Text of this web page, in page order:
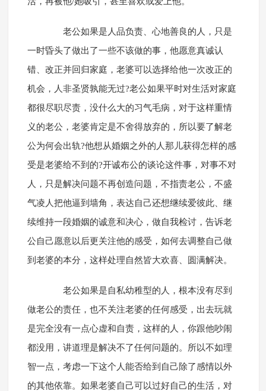
老公如果是人品负责、心地善良的人，只是
一时昏头了做出了一些不该做的事，他愿意真诚认
错、改正并回归家庭，老婆可以选择给他一次改正的
机会，人非圣贤孰能无过?老公如果平时对生活对家庭
都很尽职尽责，没什么大的习气毛病，对于这样重情
义的老公，老婆肯定是不舍得放弃的，所以要了解老
公为何会出轨?他想从婚姻之外的人那儿获得怎样的感
受是老婆给不到的?开诚布公的谈论这件事，对事不对
人，只是解决问题不再创造问题，不指责老公，不盛
气凌人把他逼到墙角，表达自己还想继续爱彼此、继
续维持一段婚姻的诚意和决心，做自我检讨，告诉老
公自己愿意以后更关注他的感受，如何去调整自己做
到老婆的本分，这样处理自然皆大欢喜、圆满解决。
老公如果是自私幼稚型的人，根本没有尽到
做老公的责任，也不关注老婆的任何感受，出去玩就
是完全没有一点心虚和自责，这样的人，你跟他吵闹
都没用，讲道理是解决不了任何问题的。所以不如理
智一点，考虑一下这个人能否给到自己除了感情以外
的其他依靠。如果老婆自己可以过好自己的生活，对